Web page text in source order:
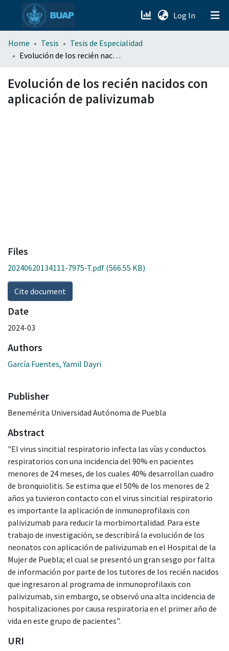
Log In (current)
menu.section.about_menu
Home Tesis
Tesis de Especialidad
Evolución de los recién nacidos con aplicación de palivizumab
Evolución de los recién nacidos con
aplicación de palivizumab
Files
20240620134111-7975-T.pdf (566.55 KB)
Cite document
Date
2024-03
Authors
García Fuentes, Yamil Dayri
Publisher
Benemérita Universidad Autónoma de Puebla
Abstract
"El virus sincitial respiratorio infecta las vías y conductos
respiratorios con una incidencia del 90% en pacientes
menores de 24 meses, de los cuales 40% desarrollan cuadro
de bronquiolitis. Se estima que el 50% de los menores de 2
años ya tuvieron contacto con el virus sincitial respiratorio
es importante la aplicación de inmunoprofilaxis con
palivizumab para reducir la morbimortalidad. Para este
trabajo de investigación, se describirá la evolución de los
neonatos con aplicación de palivizumab en el Hospital de la
Mujer de Puebla; el cual se presentó un gran sesgo por falta
de información por parte de los tutores de los recién nacidos
que ingresaron al programa de inmunoprofilaxis con
palivizumab, sin embargo, se observó una alta incidencia de
hospitalizaciones por causa respiratoria en el primer año de
vida en este grupo de pacientes".
URI